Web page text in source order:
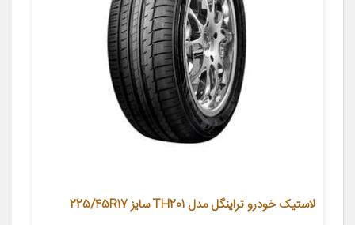
لاستیک خودرو تراینگل مدل TH201 سایز 225/45R17